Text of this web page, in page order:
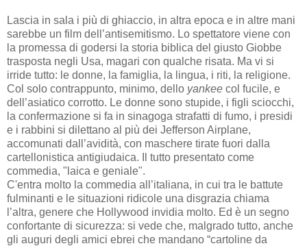
Lascia in sala i più di ghiaccio, in altra epoca e in altre mani
sarebbe un film dell’antisemitismo. Lo spettatore viene con
la promessa di godersi la storia biblica del giusto Giobbe
trasposta negli Usa, magari con qualche risata. Ma vi si
irride tutto: le donne, la famiglia, la lingua, i riti, la religione.
Col solo contrappunto, minimo, dello yankee col fucile, e
dell’asiatico corrotto. Le donne sono stupide, i figli sciocchi,
la confermazione si fa in sinagoga strafatti di fumo, i presidi
e i rabbini si dilettano al più dei Jefferson Airplane,
accomunati dall’avidità, con maschere tirate fuori dalla
cartellonistica antigiudaica. Il tutto presentato come
commedia, "laica e geniale".
C'entra molto la commedia all’italiana, in cui tra le battute
fulminanti e le situazioni ridicole una disgrazia chiama
l’altra, genere che Hollywood invidia molto. Ed è un segno
confortante di sicurezza: si vede che, malgrado tutto, anche
gli auguri degli amici ebrei che mandano “cartoline da